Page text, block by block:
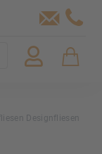
Designfliesen